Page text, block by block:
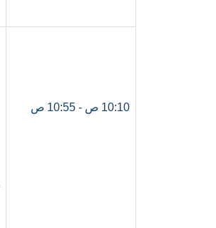
10:10 ص - 10:55 ص